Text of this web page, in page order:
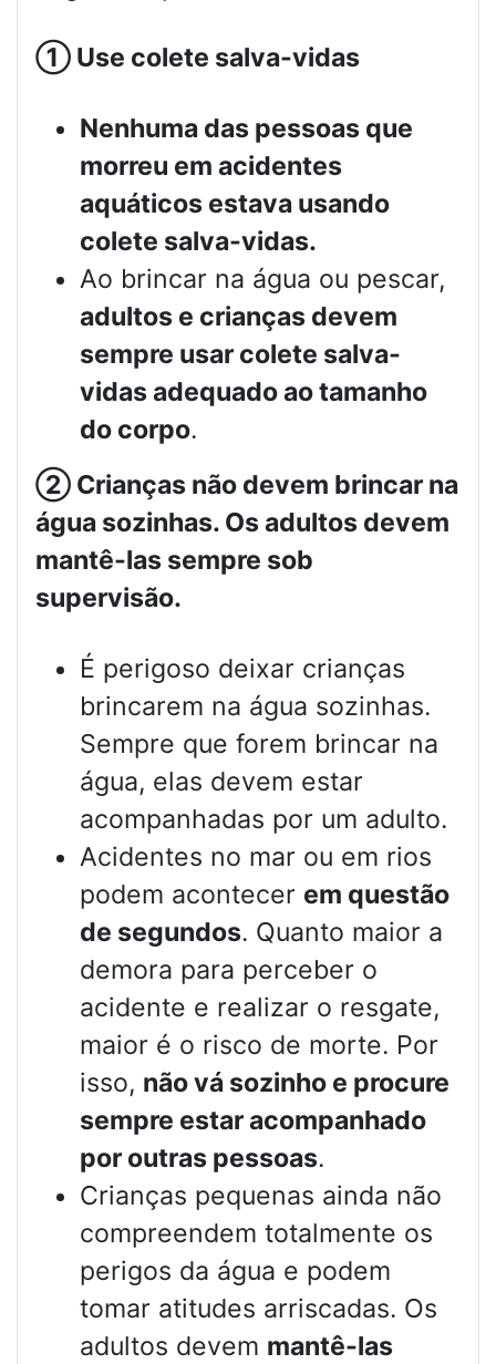
① Use colete salva-vidas
Nenhuma das pessoas que
morreu em acidentes
aquáticos estava usando
colete salva-vidas.
Ao brincar na água ou pescar,
adultos e crianças devem
sempre usar colete salva-
vidas adequado ao tamanho
do corpo.
② Crianças não devem brincar na
água sozinhas. Os adultos devem
mantê-las sempre sob
supervisão.
É perigoso deixar crianças
brincarem na água sozinhas.
Sempre que forem brincar na
água, elas devem estar
acompanhadas por um adulto.
Acidentes no mar ou em rios
podem acontecer em questão
de segundos. Quanto maior a
demora para perceber o
acidente e realizar o resgate,
maior é o risco de morte. Por
isso, não vá sozinho e procure
sempre estar acompanhado
por outras pessoas.
Crianças pequenas ainda não
compreendem totalmente os
perigos da água e podem
tomar atitudes arriscadas. Os
adultos devem mantê-las